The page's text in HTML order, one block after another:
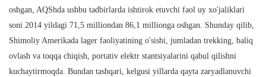
oshgan, AQShda ushbu tadbirlarda ishtirok etuvchi faol uy xo'jaliklari
soni 2014 yildagi 71,5 milliondan 86,1 millionga oshgan. Shunday qilib,
Shimoliy Amerikada lager faoliyatining o'sishi, jumladan trekking, baliq
ovlash va toqqa chiqish, portativ elektr stantsiyalarini qabul qilishni
kuchaytirmoqda. Bundan tashqari, kelgusi yillarda qayta zaryadlanuvchi